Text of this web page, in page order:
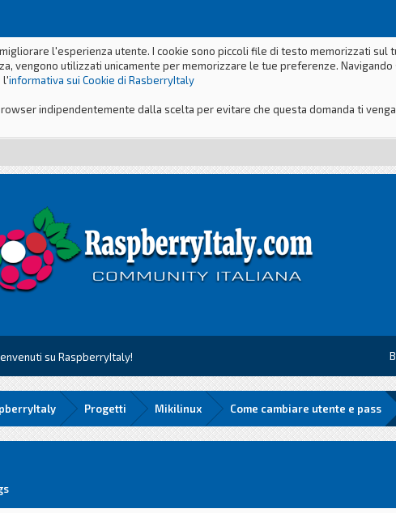
l'esperienza utente. I cookie sono piccoli file di testo memorizzati
vengono utilizzati unicamente per memorizzare le tue preferenze.
l'informativa sui Cookie di RasberryItaly
indipendentemente dalla scelta per evitare che questa domanda ti
su RaspberryItaly!
Progetti Mikilinux Come cambiare utente e pass